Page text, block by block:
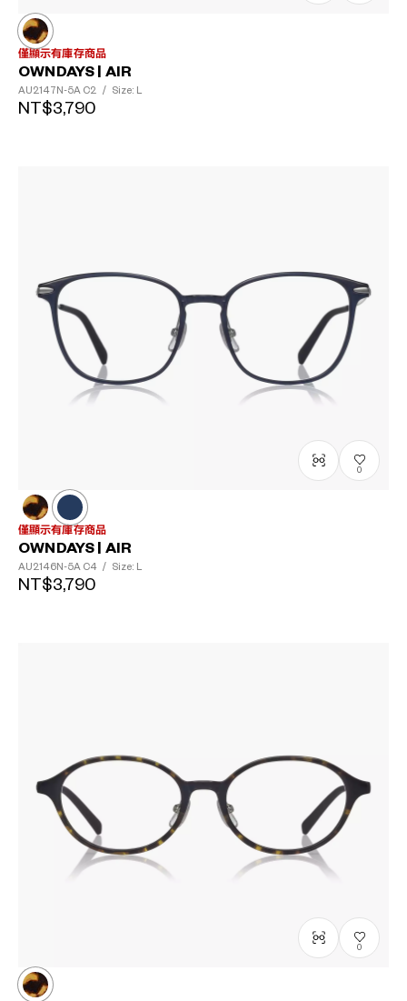
僅顯示有庫存商品
OWNDAYS | AIR
AU2147N-5A C2 / Size: L
NT$3,790
0
僅顯示有庫存商品
OWNDAYS | AIR
AU2146N-5A C4 / Size: L
NT$3,790
0